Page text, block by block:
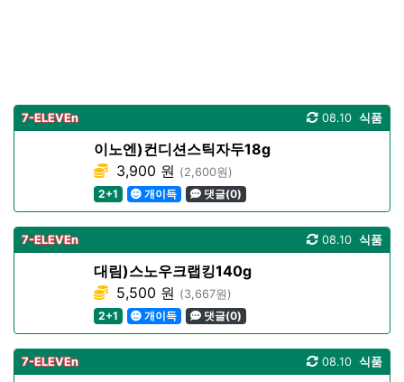
7-ELEVEn 식품
08.10
이노엔)컨디션스틱자두18g
3,900 원 (2,600원)
2+1
개이득 댓글(0)
7-ELEVEn 식품
08.10
대림)스노우크랩킹140g
5,500 원 (3,667원)
2+1
개이득 댓글(0)
7-ELEVEn 식품
08.10